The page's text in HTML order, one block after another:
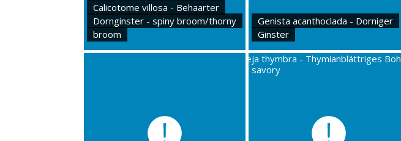
Calicotome villosa - Behaarter
Dornginster - spiny broom/thorny
broom
Genista acanthoclada - Dorniger
Ginster